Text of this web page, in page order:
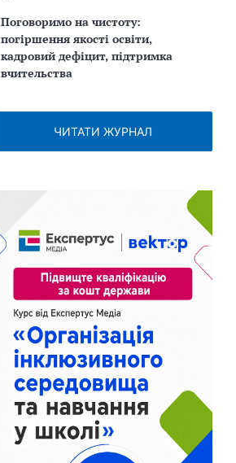
Поговоримо на чистоту:
погіршення якості освіти,
кадровий дефіцит, підтримка
вчительства
ЧИТАТИ ЖУРНАЛ